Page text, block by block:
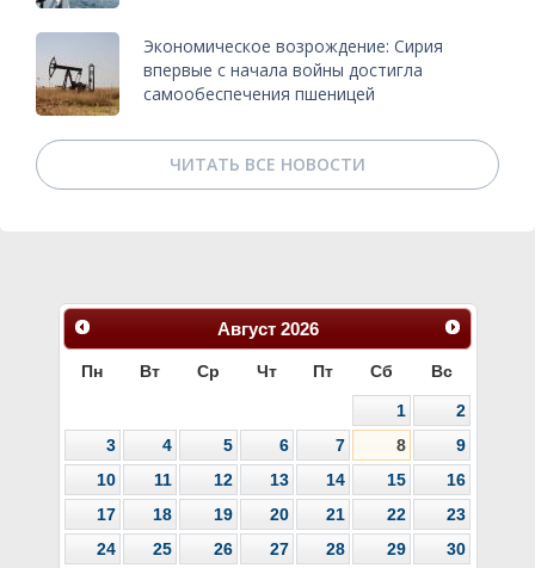
Экономическое возрождение: Сирия
впервые с начала войны достигла
самообеспечения пшеницей
ЧИТАТЬ ВСЕ НОВОСТИ
Август 2026
Пн Вт Ср Чт Пт Сб Вс
1
2
3
4 5 6 7 8
9
10
11 12 13 14 15
16
17
18 19 20 21 22
23
24
25 26 27 28 29
30